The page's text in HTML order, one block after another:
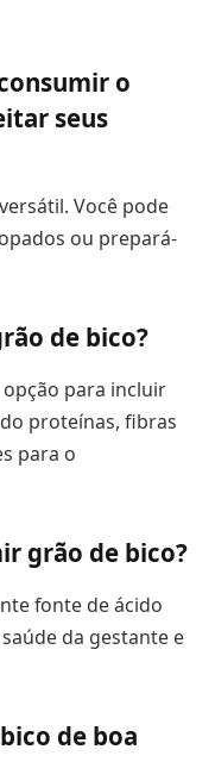
o
seus
Você pode
ou prepará-
de bico?
para incluir
proteínas, fibras
para o
grão de bico?
fonte de ácido
da gestante e
de boa